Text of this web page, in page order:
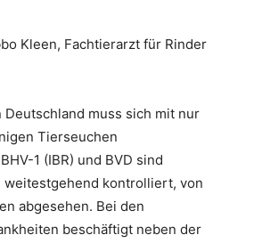
Kleen, Fachtierarzt für Rinder
Deutschland muss sich mit nur
Tierseuchen
1 (IBR) und BVD sind
kontrolliert, von
abgesehen. Bei den
beschäftigt neben der